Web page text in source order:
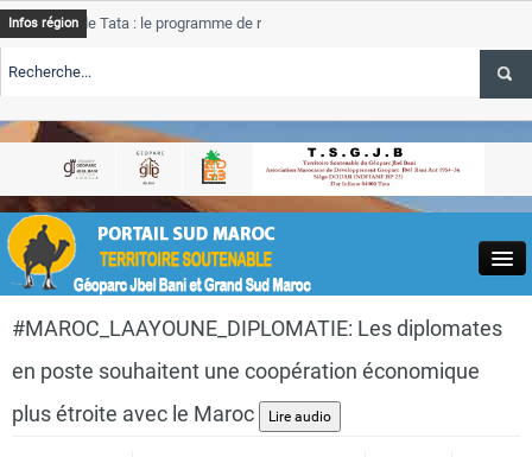
Close
Infos région
de Tata : le programme de rehabilitation post-inondations
TSGJB Tourisme : l’ONMT renforce l’aerien a Dakhla et
Tata
TSGJB Tourisme au Maroc : Transavia renforce les vols Paris-
#MAROC_LAAYOUNE_DIPLOMATIE: Les diplomates
en poste souhaitent une coopération économique
plus étroite avec le Maroc